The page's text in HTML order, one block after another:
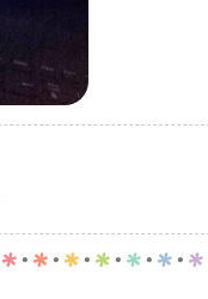
p . p . p . p . p . p . p